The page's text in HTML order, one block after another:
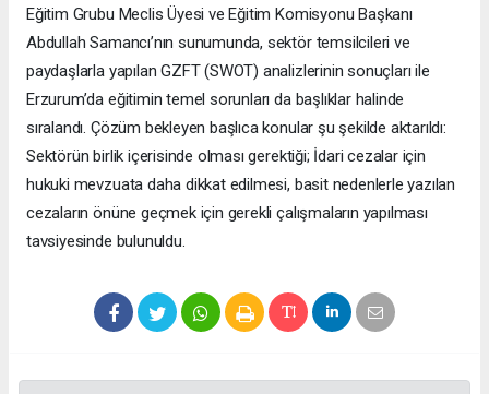
Eğitim Grubu Meclis Üyesi ve Eğitim Komisyonu Başkanı
Abdullah Samancı’nın sunumunda, sektör temsilcileri ve
paydaşlarla yapılan GZFT (SWOT) analizlerinin sonuçları ile
Erzurum’da eğitimin temel sorunları da başlıklar halinde
sıralandı. Çözüm bekleyen başlıca konular şu şekilde aktarıldı:
Sektörün birlik içerisinde olması gerektiği; İdari cezalar için
hukuki mevzuata daha dikkat edilmesi, basit nedenlerle yazılan
cezaların önüne geçmek için gerekli çalışmaların yapılması
tavsiyesinde bulunuldu.